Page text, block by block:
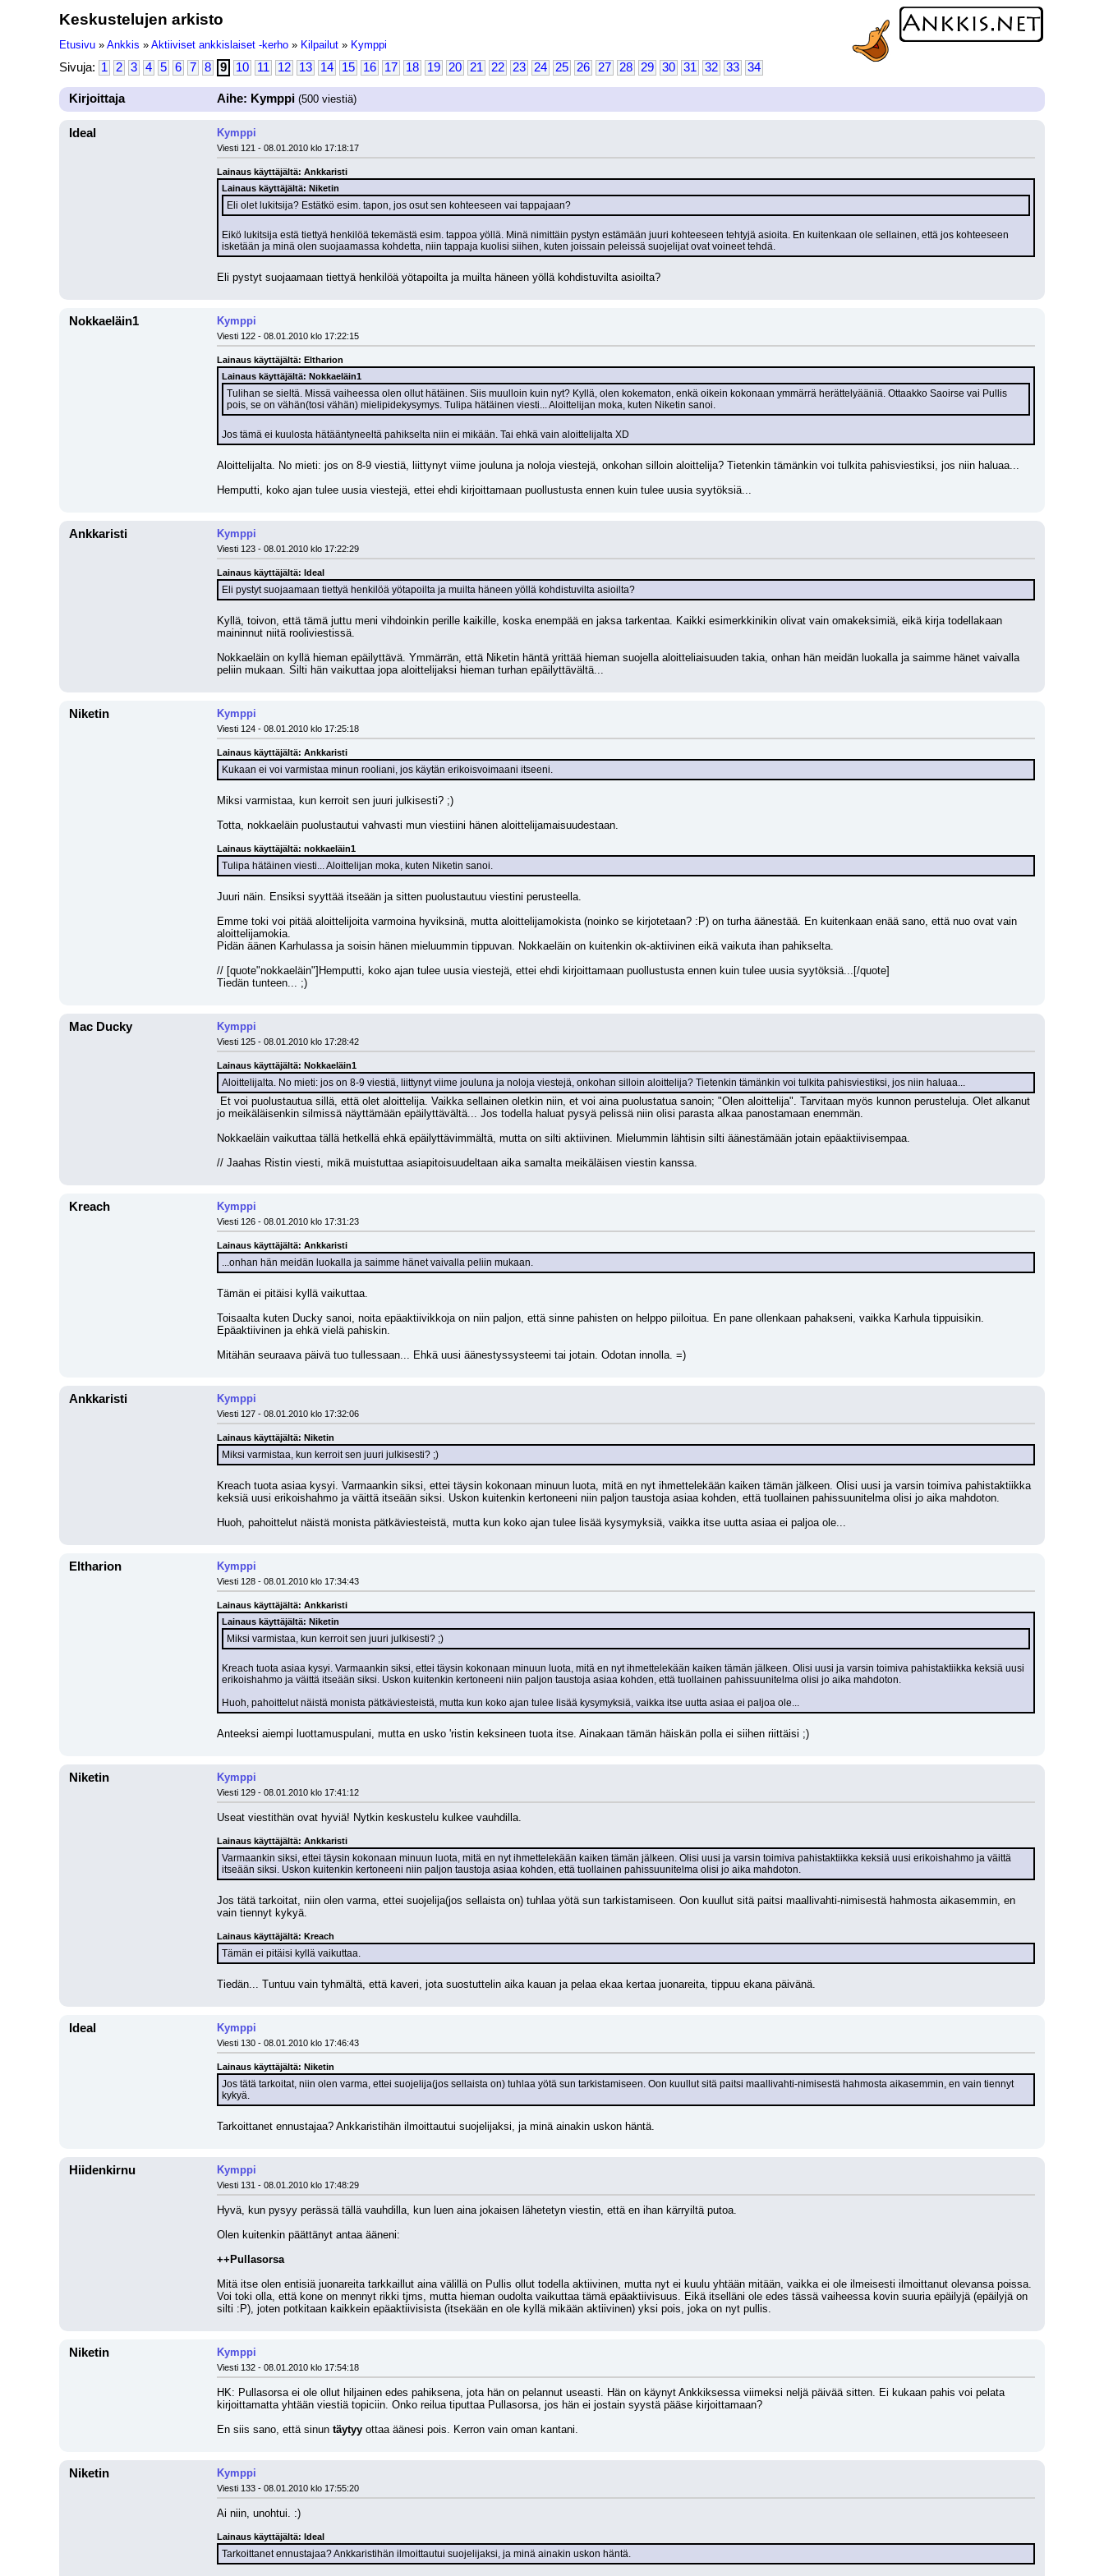
Keskustelujen arkisto
Etusivu » Ankkis » Aktiiviset ankkislaiset -kerho » Kilpailut » Kymppi
Sivuja: 1 2 3 4 5 6 7 8 9 10 11 12 13 14 15 16 17 18 19 20 21 22 23 24 25 26 27 28 29 30 31 32 33 34
Kirjoittaja Aihe: Kymppi (500 viestiä)
Ideal Kymppi
Viesti 121 - 08.01.2010 klo 17:18:17
Lainaus käyttäjältä: Ankkaristi
Lainaus käyttäjältä: Niketin
Eli olet lukitsija? Estätkö esim. tapon, jos osut sen kohteeseen vai tappajaan?
Eikö lukitsija estä tiettyä henkilöä tekemästä esim. tappoa yöllä. Minä nimittäin pystyn estämään juuri kohteeseen tehtyjä asioita. En kuitenkaan ole sellainen, että jos kohteeseen
isketään ja minä olen suojaamassa kohdetta, niin tappaja kuolisi siihen, kuten joissain peleissä suojelijat ovat voineet tehdä.
Eli pystyt suojaamaan tiettyä henkilöä yötapoilta ja muilta häneen yöllä kohdistuvilta asioilta?
Nokkaeläin1 Kymppi
Viesti 122 - 08.01.2010 klo 17:22:15
Lainaus käyttäjältä: Eltharion
Lainaus käyttäjältä: Nokkaeläin1
Tulihan se sieltä. Missä vaiheessa olen ollut hätäinen. Siis muulloin kuin nyt? Kyllä, olen kokematon, enkä oikein kokonaan ymmärrä herättelyääniä. Ottaakko Saoirse vai Pullis
pois, se on vähän(tosi vähän) mielipidekysymys. Tulipa hätäinen viesti... Aloittelijan moka, kuten Niketin sanoi.
Jos tämä ei kuulosta hätääntyneeltä pahikselta niin ei mikään. Tai ehkä vain aloittelijalta XD
Aloittelijalta. No mieti: jos on 8-9 viestiä, liittynyt viime jouluna ja noloja viestejä, onkohan silloin aloittelija? Tietenkin tämänkin voi tulkita pahisviestiksi, jos niin haluaa...
Hemputti, koko ajan tulee uusia viestejä, ettei ehdi kirjoittamaan puollustusta ennen kuin tulee uusia syytöksiä...
Ankkaristi Kymppi
Viesti 123 - 08.01.2010 klo 17:22:29
Lainaus käyttäjältä: Ideal
Eli pystyt suojaamaan tiettyä henkilöä yötapoilta ja muilta häneen yöllä kohdistuvilta asioilta?
Kyllä, toivon, että tämä juttu meni vihdoinkin perille kaikille, koska enempää en jaksa tarkentaa. Kaikki esimerkkinikin olivat vain omakeksimiä, eikä kirja todellakaan
maininnut niitä rooliviestissä.
Nokkaeläin on kyllä hieman epäilyttävä. Ymmärrän, että Niketin häntä yrittää hieman suojella aloitteliaisuuden takia, onhan hän meidän luokalla ja saimme hänet vaivalla
peliin mukaan. Silti hän vaikuttaa jopa aloittelijaksi hieman turhan epäilyttävältä...
Niketin Kymppi
Viesti 124 - 08.01.2010 klo 17:25:18
Lainaus käyttäjältä: Ankkaristi
Kukaan ei voi varmistaa minun rooliani, jos käytän erikoisvoimaani itseeni.
Miksi varmistaa, kun kerroit sen juuri julkisesti? ;)
Totta, nokkaeläin puolustautui vahvasti mun viestiini hänen aloittelijamaisuudestaan.
Lainaus käyttäjältä: nokkaeläin1
Tulipa hätäinen viesti... Aloittelijan moka, kuten Niketin sanoi.
Juuri näin. Ensiksi syyttää itseään ja sitten puolustautuu viestini perusteella.
Emme toki voi pitää aloittelijoita varmoina hyviksinä, mutta aloittelijamokista (noinko se kirjotetaan? :P) on turha äänestää. En kuitenkaan enää sano, että nuo ovat vain
aloittelijamokia.
Pidän äänen Karhulassa ja soisin hänen mieluummin tippuvan. Nokkaeläin on kuitenkin ok-aktiivinen eikä vaikuta ihan pahikselta.
// [quote"nokkaeläin"]Hemputti, koko ajan tulee uusia viestejä, ettei ehdi kirjoittamaan puollustusta ennen kuin tulee uusia syytöksiä...[/quote]
Tiedän tunteen... ;)
Mac Ducky Kymppi
Viesti 125 - 08.01.2010 klo 17:28:42
Lainaus käyttäjältä: Nokkaeläin1
Aloittelijalta. No mieti: jos on 8-9 viestiä, liittynyt viime jouluna ja noloja viestejä, onkohan silloin aloittelija? Tietenkin tämänkin voi tulkita pahisviestiksi, jos niin haluaa...
jo meikäläisenkin silmissä näyttämään epäilyttävältä... Jos todella haluat pysyä pelissä niin olisi parasta alkaa panostamaan enemmän.
Nokkaeläin vaikuttaa tällä hetkellä ehkä epäilyttävimmältä, mutta on silti aktiivinen. Mielummin lähtisin silti äänestämään jotain epäaktiivisempaa.
// Jaahas Ristin viesti, mikä muistuttaa asiapitoisuudeltaan aika samalta meikäläisen viestin kanssa.
Kreach Kymppi
Viesti 126 - 08.01.2010 klo 17:31:23
Lainaus käyttäjältä: Ankkaristi
...onhan hän meidän luokalla ja saimme hänet vaivalla peliin mukaan.
Tämän ei pitäisi kyllä vaikuttaa.
Toisaalta kuten Ducky sanoi, noita epäaktiivikkoja on niin paljon, että sinne pahisten on helppo piiloitua. En pane ollenkaan pahakseni, vaikka Karhula tippuisikin.
Epäaktiivinen ja ehkä vielä pahiskin.
Mitähän seuraava päivä tuo tullessaan... Ehkä uusi äänestyssysteemi tai jotain. Odotan innolla. =)
Ankkaristi Kymppi
Viesti 127 - 08.01.2010 klo 17:32:06
Lainaus käyttäjältä: Niketin
Miksi varmistaa, kun kerroit sen juuri julkisesti? ;)
Kreach tuota asiaa kysyi. Varmaankin siksi, ettei täysin kokonaan minuun luota, mitä en nyt ihmettelekään kaiken tämän jälkeen. Olisi uusi ja varsin toimiva pahistaktiikka
keksiä uusi erikoishahmo ja väittä itseään siksi. Uskon kuitenkin kertoneeni niin paljon taustoja asiaa kohden, että tuollainen pahissuunitelma olisi jo aika mahdoton.
Huoh, pahoittelut näistä monista pätkäviesteistä, mutta kun koko ajan tulee lisää kysymyksiä, vaikka itse uutta asiaa ei paljoa ole...
Eltharion Kymppi
Viesti 128 - 08.01.2010 klo 17:34:43
Lainaus käyttäjältä: Ankkaristi
Lainaus käyttäjältä: Niketin
Miksi varmistaa, kun kerroit sen juuri julkisesti? ;)
Kreach tuota asiaa kysyi. Varmaankin siksi, ettei täysin kokonaan minuun luota, mitä en nyt ihmettelekään kaiken tämän jälkeen. Olisi uusi ja varsin toimiva pahistaktiikka keksiä uusi
erikoishahmo ja väittä itseään siksi. Uskon kuitenkin kertoneeni niin paljon taustoja asiaa kohden, että tuollainen pahissuunitelma olisi jo aika mahdoton.
Huoh, pahoittelut näistä monista pätkäviesteistä, mutta kun koko ajan tulee lisää kysymyksiä, vaikka itse uutta asiaa ei paljoa ole...
Anteeksi aiempi luottamuspulani, mutta en usko 'ristin keksineen tuota itse. Ainakaan tämän häiskän polla ei siihen riittäisi ;)
Niketin Kymppi
Viesti 129 - 08.01.2010 klo 17:41:12
Useat viestithän ovat hyviä! Nytkin keskustelu kulkee vauhdilla.
Lainaus käyttäjältä: Ankkaristi
Varmaankin siksi, ettei täysin kokonaan minuun luota, mitä en nyt ihmettelekään kaiken tämän jälkeen. Olisi uusi ja varsin toimiva pahistaktiikka keksiä uusi erikoishahmo ja väittä
itseään siksi. Uskon kuitenkin kertoneeni niin paljon taustoja asiaa kohden, että tuollainen pahissuunitelma olisi jo aika mahdoton.
Jos tätä tarkoitat, niin olen varma, ettei suojelija(jos sellaista on) tuhlaa yötä sun tarkistamiseen. Oon kuullut sitä paitsi maallivahti-nimisestä hahmosta aikasemmin, en
vain tiennyt kykyä.
Lainaus käyttäjältä: Kreach
Tämän ei pitäisi kyllä vaikuttaa.
Tiedän... Tuntuu vain tyhmältä, että kaveri, jota suostuttelin aika kauan ja pelaa ekaa kertaa juonareita, tippuu ekana päivänä.
Ideal Kymppi
Viesti 130 - 08.01.2010 klo 17:46:43
Lainaus käyttäjältä: Niketin
Jos tätä tarkoitat, niin olen varma, ettei suojelija(jos sellaista on) tuhlaa yötä sun tarkistamiseen. Oon kuullut sitä paitsi maallivahti-nimisestä hahmosta aikasemmin, en vain tiennyt
kykyä.
Tarkoittanet ennustajaa? Ankkaristihän ilmoittautui suojelijaksi, ja minä ainakin uskon häntä.
Hiidenkirnu Kymppi
Viesti 131 - 08.01.2010 klo 17:48:29
Hyvä, kun pysyy perässä tällä vauhdilla, kun luen aina jokaisen lähetetyn viestin, että en ihan kärryiltä putoa.
Olen kuitenkin päättänyt antaa ääneni:
++Pullasorsa
Mitä itse olen entisiä juonareita tarkkaillut aina välillä on Pullis ollut todella aktiivinen, mutta nyt ei kuulu yhtään mitään, vaikka ei ole ilmeisesti ilmoittanut olevansa poissa.
Voi toki olla, että kone on mennyt rikki tjms, mutta hieman oudolta vaikuttaa tämä epäaktiivisuus. Eikä itselläni ole edes tässä vaiheessa kovin suuria epäilyjä (epäilyjä on
silti :P), joten potkitaan kaikkein epäaktiivisista (itsekään en ole kyllä mikään aktiivinen) yksi pois, joka on nyt pullis.
Niketin Kymppi
Viesti 132 - 08.01.2010 klo 17:54:18
HK: Pullasorsa ei ole ollut hiljainen edes pahiksena, jota hän on pelannut useasti. Hän on käynyt Ankkiksessa viimeksi neljä päivää sitten. Ei kukaan pahis voi pelata
kirjoittamatta yhtään viestiä topiciin. Onko reilua tiputtaa Pullasorsa, jos hän ei jostain syystä pääse kirjoittamaan?
En siis sano, että sinun täytyy ottaa äänesi pois. Kerron vain oman kantani.
Niketin Kymppi
Viesti 133 - 08.01.2010 klo 17:55:20
Ai niin, unohtui. :)
Lainaus käyttäjältä: Ideal
Tarkoittanet ennustajaa? Ankkaristihän ilmoittautui suojelijaksi, ja minä ainakin uskon häntä.